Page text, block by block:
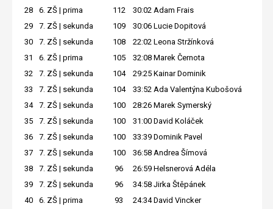
28
6. ZŠ | prima 112 30:02 Adam Frais
29
7. ZŠ | sekunda 109 30:06 Lucie Dopitová
30
7. ZŠ | sekunda 108 22:02 Leona Stržínková
31
6. ZŠ | prima 105 32:08 Marek Černota
32
7. ZŠ | sekunda 104 29:25 Kainar Dominik
33
7. ZŠ | sekunda 104 33:52 Ada Valentýna Kubošová
34
7. ZŠ | sekunda 100 28:26 Marek Symerský
35
7. ZŠ | sekunda 100 31:00 David Koláček
36
7. ZŠ | sekunda 100 33:39 Dominik Pavel
37
7. ZŠ | sekunda 100 36:58 Andrea Šímová
38
7. ZŠ | sekunda 96 26:59 Helsnerová Adéla
39
7. ZŠ | sekunda 96 34:58 Jirka Štěpánek
40
6. ZŠ | prima 93 24:34 David Vincker